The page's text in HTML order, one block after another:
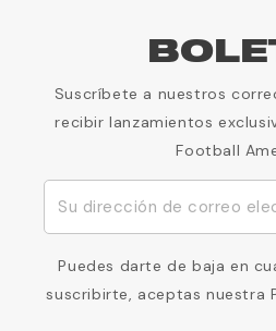
Suscríbete a nuestros
recibir lanzamientos
Football
Puedes darte de baja en
suscribirte, aceptas nuestra